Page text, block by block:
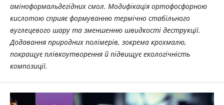
аміноформальдегідних смол. Модифікація ортофосфорною
кислотою сприяє формуванню термічно стабільного
вуглецевого шару та зменшенню швидкості деструкції.
Додавання природних полімерів, зокрема крохмалю,
покращує плівкоутворення й підвищує екологічність
композиції.